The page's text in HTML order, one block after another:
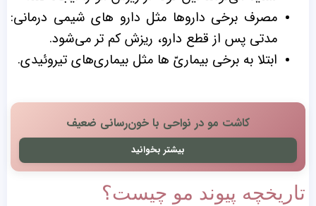
مصرف برخی داروها مثل دارو های شیمی ‌درمانی:
‌مدتی پس از قطع دارو،‌ ریزش کم تر می‌شود.
ابتلا به برخی بیماری‌ّ ها مثل بیماری‌های تیروئیدی.
کاشت مو در نواحی با خون‌رسانی ضعیف
بیشتر بخوانید
تاریخچه پیوند مو چیست؟